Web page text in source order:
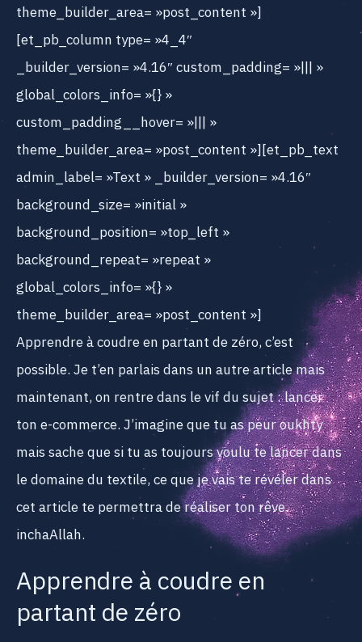
theme_builder_area= »post_content »]
[et_pb_column type= »4_4″
_builder_version= »4.16″ custom_padding= »||| »
global_colors_info= »{} »
custom_padding__hover= »||| »
theme_builder_area= »post_content »][et_pb_text
admin_label= »Text » _builder_version= »4.16″
background_size= »initial »
background_position= »top_left »
background_repeat= »repeat »
global_colors_info= »{} »
theme_builder_area= »post_content »]
Apprendre à coudre en partant de zéro, c’est
possible. Je t’en parlais dans un autre article mais
maintenant, on rentre dans le vif du sujet : lancer
ton e-commerce. J’imagine que tu as peur oukhty
mais sache que si tu as toujours voulu te lancer dans
le domaine du textile, ce que je vais te révéler dans
cet article te permettra de réaliser ton rêve
inchaAllah.
Apprendre à coudre en
partant de zéro